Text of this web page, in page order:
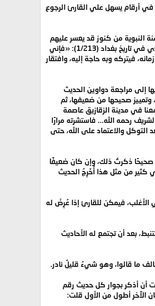
أرقام يسهل علي القارئ الرجوع
النبوية من كنوز قد يعسر عليهم
الوصول إليها، في كتاب هو كالأصل لجميع كتب السنة أو لأكثرها. ويعجبني في هذا المعنى كلمة قالها الحافظ الخطيب البغدادي في تاريخ بغداد (1/213): «فإني
فيتركه وبه حاجة إليه، وافتقار
إلى مراجعة دواوين الحديث
وتمييز صحيحها من ضعيفها، ثم
في مدينة الزقازيق عاصمة
رحمه الله... فاستشرته مرارًا
والاعتماد على الله، حتى
صحيحًا ذكرتُ ذلك، وإن كان ضعيفًا
من مثل هذا أُخَرِجُ الحديث
فيمكن للقارئ إذا عُرِضَ له
بعد أن تجتمع له الأحاديث
ما قالوا، وهو شيءُ قليلٌ نادر.
أن أذكر بجوار كل حديث رقم
الآخر أطول من الأول قلت: